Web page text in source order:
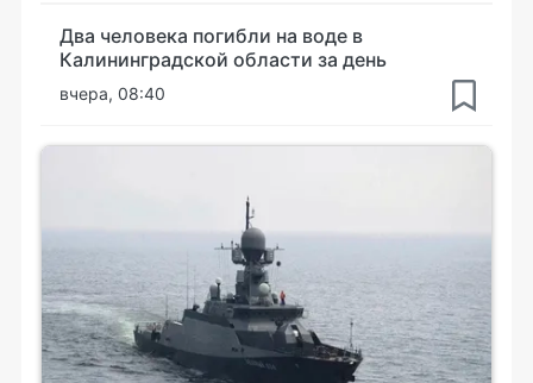
Два человека погибли на воде в
Калининградской области за день
вчера, 08:40